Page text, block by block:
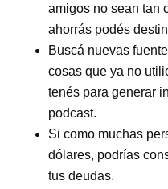
amigos no sean tan
ahorrás podés
Buscá nuevas
cosas que ya no
tenés para generar
podcast.
Si como muchas
dólares, podrías
tus deudas.